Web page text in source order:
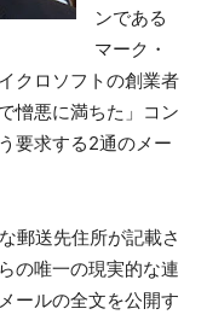
ンである
マーク・
クロソフトの創業者
憎悪に満ちた」コン
要求する2通のメー
郵送先住所が記載さ
の唯一の現実的な連
ールの全文を公開す